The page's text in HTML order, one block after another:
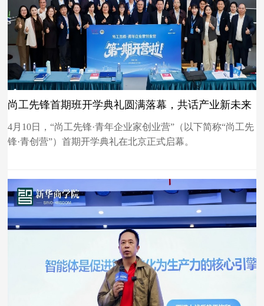
尚工先锋首期班开学典礼圆满落幕，共话产业新未来
4月10日，“尚工先锋·青年企业家创业营”（以下简称“尚工先
锋·青创营”）首期开学典礼在北京正式启幕。